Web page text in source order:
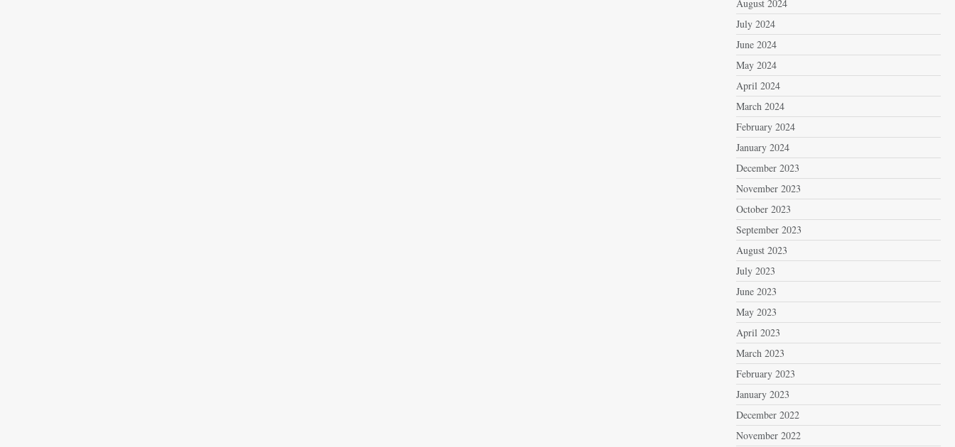
August 2024
July 2024
June 2024
May 2024
April 2024
March 2024
February 2024
January 2024
December 2023
November 2023
October 2023
September 2023
August 2023
July 2023
June 2023
May 2023
April 2023
March 2023
February 2023
January 2023
December 2022
November 2022